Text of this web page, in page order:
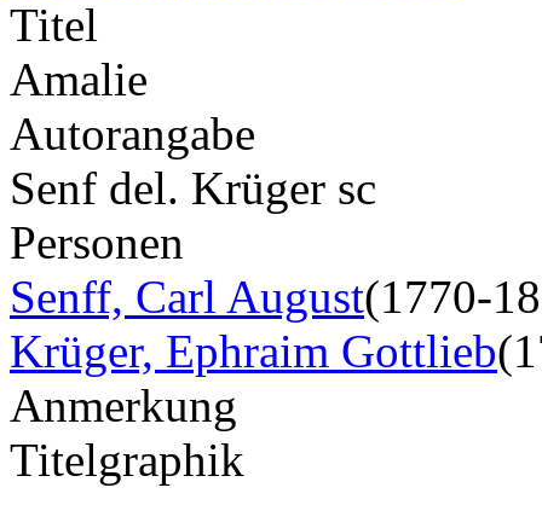
Titel
Amalie
Autorangabe
Senf del. Krüger sc
Personen
Senff, Carl August(1770-
Krüger, Ephraim Gottlieb
Anmerkung
Titelgraphik